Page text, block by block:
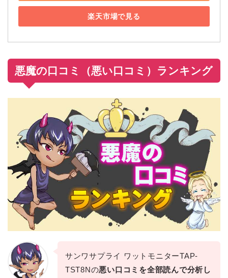
楽天市場で見る
悪魔の口コミ（悪い口コミ）ランキング
サンワサプライ ワットモニターTAP-
TST8Nの悪い口コミを全部読んで分析し